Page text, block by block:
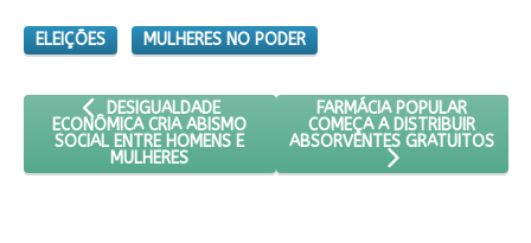
ELEIÇÕES MULHERES NO PODER
ARTIGO ANTERIOR: DESIGUALDADE ECONÔMICA CRIA
DESIGUALDADE
ECONÔMICA CRIA ABISMO
SOCIAL ENTRE HOMENS E
MULHERES
PRÓXIMO ARTIGO:
FARMÁCIA POPULAR
COMEÇA A DISTRIBUIR
ABSORVENTES GRATUITOS